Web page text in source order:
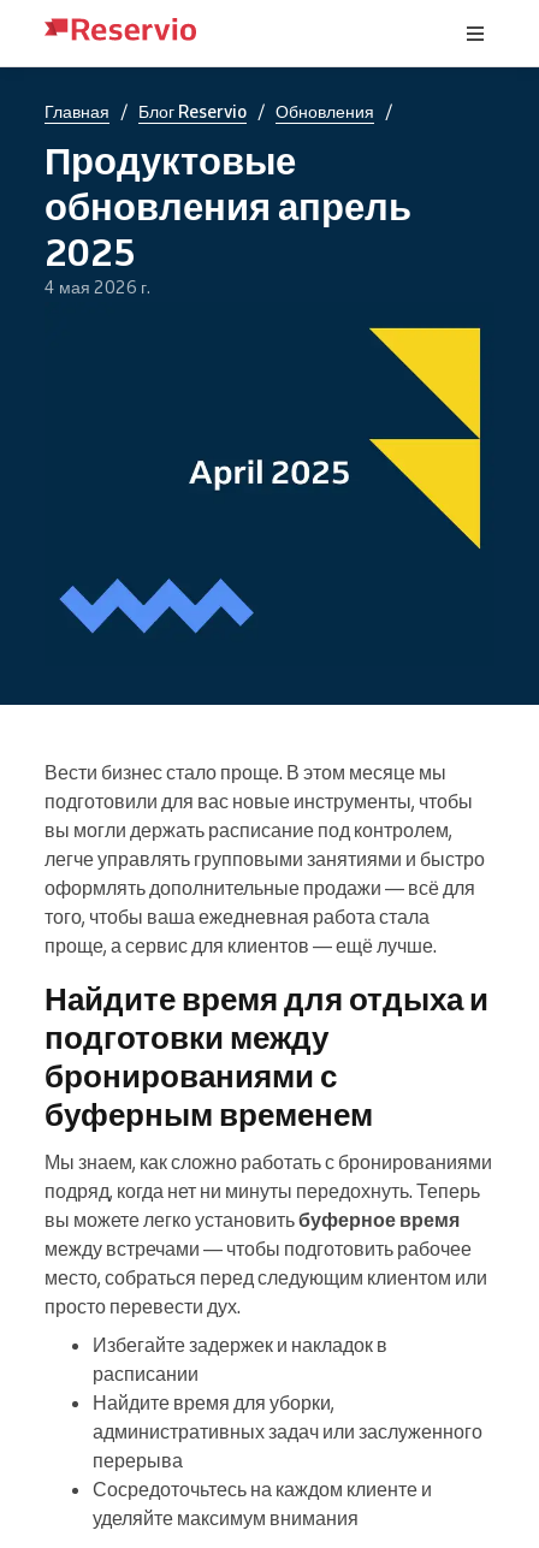
Главная / Блог Reservio / Обновления /
Продуктовые
обновления апрель
2025
4 мая 2026 г.
Вести бизнес стало проще. В этом месяце мы
подготовили для вас новые инструменты, чтобы
вы могли держать расписание под контролем,
легче управлять групповыми занятиями и быстро
оформлять дополнительные продажи — всё для
того, чтобы ваша ежедневная работа стала
проще, а сервис для клиентов — ещё лучше.
Найдите время для отдыха и
подготовки между
бронированиями с
буферным временем
Мы знаем, как сложно работать с бронированиями
подряд, когда нет ни минуты передохнуть. Теперь
вы можете легко установитьбуферное время
между встречами — чтобы подготовить рабочее
место, собраться перед следующим клиентом или
просто перевести дух.
Избегайте задержек и накладок в
расписании
Найдите время для уборки,
административных задач или заслуженного
перерыва
Сосредоточьтесь на каждом клиенте и
уделяйте максимум внимания